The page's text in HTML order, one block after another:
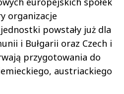
organizacje
powstały już dla
i Bułgarii oraz Czech i
przygotowania do
austriackiego